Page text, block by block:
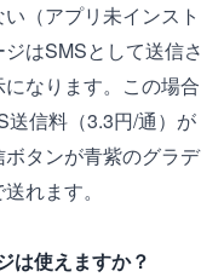
（アプリ未インスト
はSMSとして送信さ
なります。この場合
送信料（3.3円/通）が
タンが青紫のグラデ
れます。
は使えますか？